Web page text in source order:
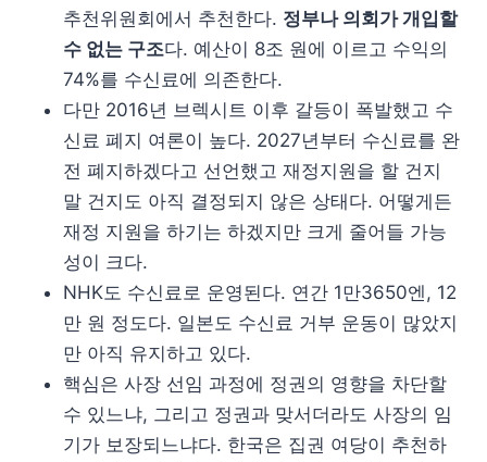
추천위원회에서 추천한다. 정부나 의회가 개입할
수 없는 구조다. 예산이 8조 원에 이르고 수익의
74%를 수신료에 의존한다.
다만 2016년 브렉시트 이후 갈등이 폭발했고 수
신료 폐지 여론이 높다. 2027년부터 수신료를 완
전 폐지하겠다고 선언했고 재정지원을 할 건지
말 건지도 아직 결정되지 않은 상태다. 어떻게든
재정 지원을 하기는 하겠지만 크게 줄어들 가능
성이 크다.
NHK도 수신료로 운영된다. 연간 1만3650엔, 12
만 원 정도다. 일본도 수신료 거부 운동이 많았지
만 아직 유지하고 있다.
핵심은 사장 선임 과정에 정권의 영향을 차단할
수 있느냐, 그리고 정권과 맞서더라도 사장의 임
기가 보장되느냐다. 한국은 집권 여당이 추천하